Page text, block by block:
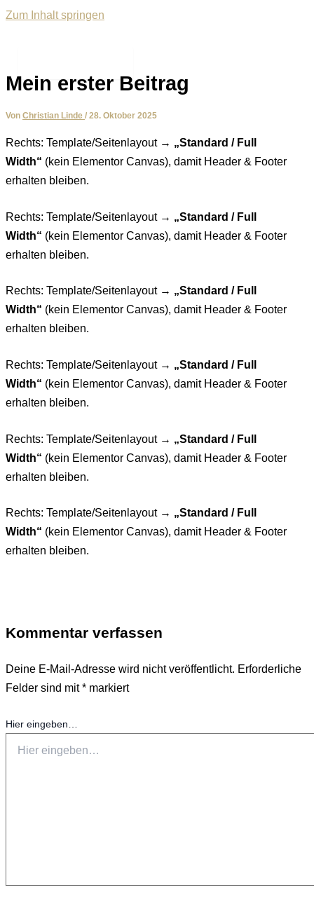
Zum Inhalt springen
Mein erster Beitrag
Von Christian Linde / 28. Oktober 2025
Rechts: Template/Seitenlayout → „Standard / Full
Width“ (kein Elementor Canvas), damit Header & Footer
erhalten bleiben.
Rechts: Template/Seitenlayout → „Standard / Full
Width“ (kein Elementor Canvas), damit Header & Footer
erhalten bleiben.
Rechts: Template/Seitenlayout → „Standard / Full
Width“ (kein Elementor Canvas), damit Header & Footer
erhalten bleiben.
Rechts: Template/Seitenlayout → „Standard / Full
Width“ (kein Elementor Canvas), damit Header & Footer
erhalten bleiben.
Rechts: Template/Seitenlayout → „Standard / Full
Width“ (kein Elementor Canvas), damit Header & Footer
erhalten bleiben.
Rechts: Template/Seitenlayout → „Standard / Full
Width“ (kein Elementor Canvas), damit Header & Footer
erhalten bleiben.
Kommentar verfassen
Deine E-Mail-Adresse wird nicht veröffentlicht. Erforderliche
Felder sind mit* markiert
Hier eingeben…